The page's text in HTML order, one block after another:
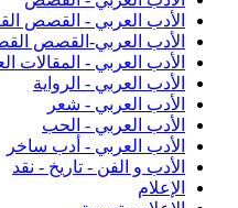
الأدب العربي - القصص
الأدب العربي-القصص
الأدب العربي - المقالات
الأدب العربي - الرواية
الأدب العربي - شعر
الأدب العربي - الحب
الأدب العربي - أدب ساخر
الأدب و الفن - تاريخ - نقد
الإعلام